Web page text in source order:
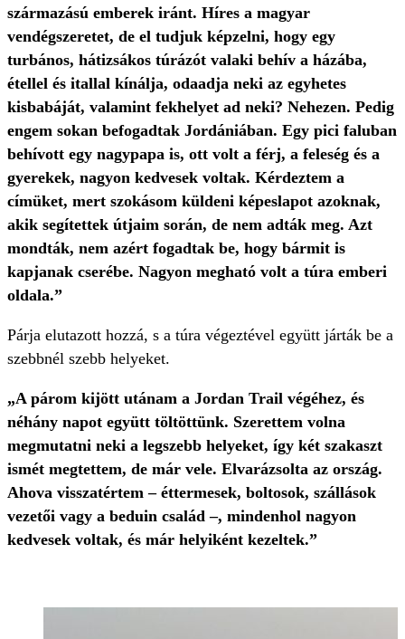
származású emberek iránt. Híres a magyar
vendégszeretet, de el tudjuk képzelni, hogy egy
turbános, hátizsákos túrázót valaki behív a házába,
étellel és itallal kínálja, odaadja neki az egyhetes
kisbabáját, valamint fekhelyet ad neki? Nehezen. Pedig
engem sokan befogadtak Jordániában. Egy pici faluban
behívott egy nagypapa is, ott volt a férj, a feleség és a
gyerekek, nagyon kedvesek voltak. Kérdeztem a
címüket, mert szokásom küldeni képeslapot azoknak,
akik segítettek útjaim során, de nem adták meg. Azt
mondták, nem azért fogadtak be, hogy bármit is
kapjanak cserébe. Nagyon megható volt a túra emberi
oldala.”
Párja elutazott hozzá, s a túra végeztével együtt járták be a
szebbnél szebb helyeket.
„A párom kijött utánam a Jordan Trail végéhez, és
néhány napot együtt töltöttünk. Szerettem volna
megmutatni neki a legszebb helyeket, így két szakaszt
ismét megtettem, de már vele. Elvarázsolta az ország.
Ahova visszatértem – éttermesek, boltosok, szállások
vezetői vagy a beduin család –, mindenhol nagyon
kedvesek voltak, és már helyiként kezeltek.”